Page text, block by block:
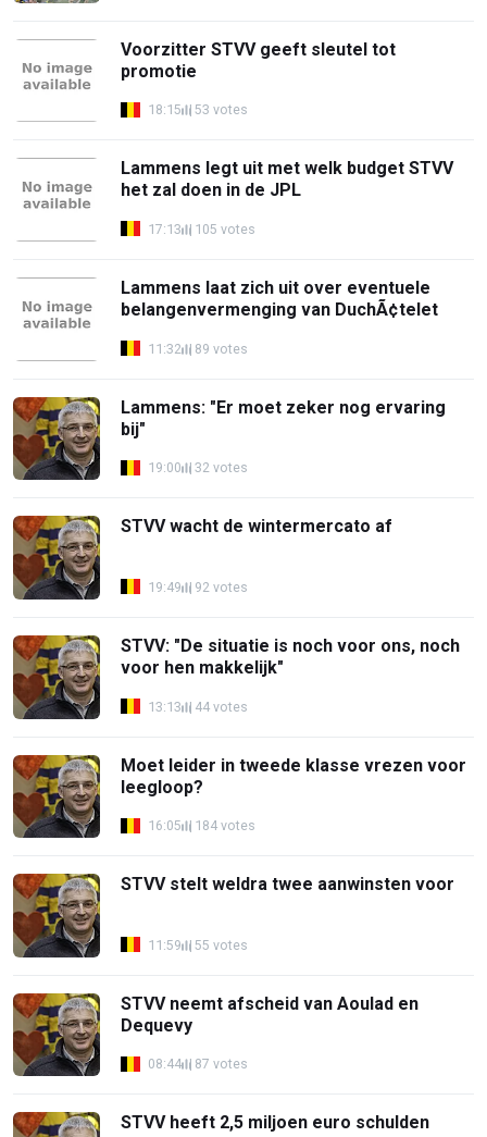
Voorzitter STVV geeft sleutel tot
promotie
18:15 53 votes
Lammens legt uit met welk budget STVV
het zal doen in de JPL
17:13 105 votes
Lammens laat zich uit over eventuele
belangenvermenging van DuchÃ¢telet
11:32 89 votes
Lammens: "Er moet zeker nog ervaring
bij"
19:00 32 votes
STVV wacht de wintermercato af
19:49 92 votes
STVV: "De situatie is noch voor ons, noch
voor hen makkelijk"
13:13 44 votes
Moet leider in tweede klasse vrezen voor
leegloop?
16:05 184 votes
STVV stelt weldra twee aanwinsten voor
11:59 55 votes
STVV neemt afscheid van Aoulad en
Dequevy
08:44 87 votes
STVV heeft 2,5 miljoen euro schulden